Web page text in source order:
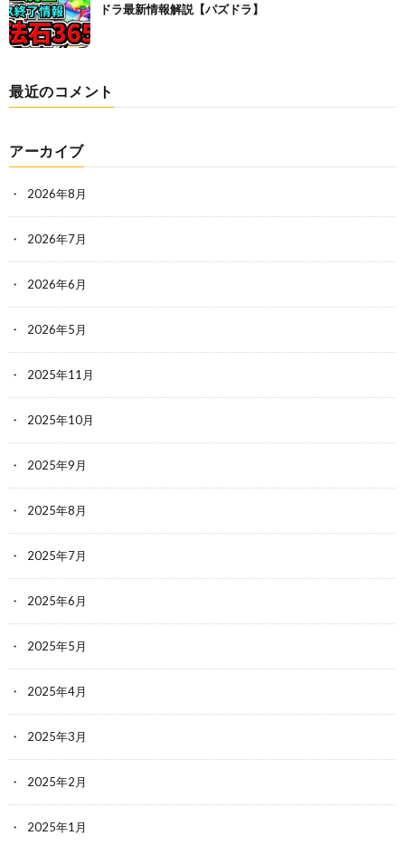
ドラ最新情報解説【パズドラ】
最近のコメント
アーカイブ
2026年8月
2026年7月
2026年6月
2026年5月
2025年11月
2025年10月
2025年9月
2025年8月
2025年7月
2025年6月
2025年5月
2025年4月
2025年3月
2025年2月
2025年1月